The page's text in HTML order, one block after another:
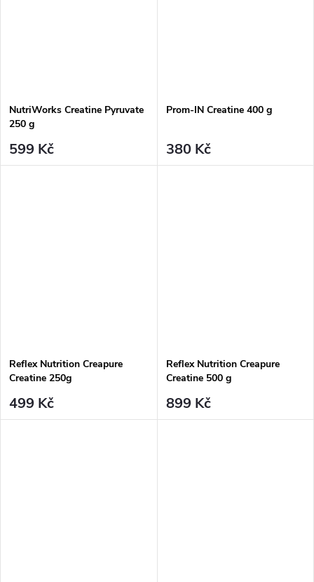
NutriWorks Creatine Pyruvate
250 g
599 Kč
Prom-IN Creatine 400 g
380 Kč
Reflex Nutrition Creapure
Creatine 250g
499 Kč
Reflex Nutrition Creapure
Creatine 500 g
899 Kč